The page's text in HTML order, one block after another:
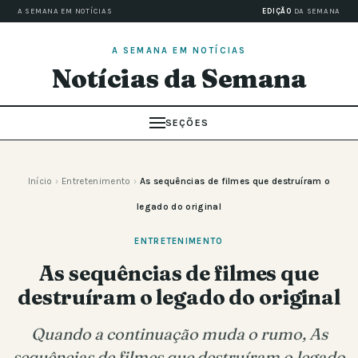
A SEMANA EM NOTÍCIAS EDIÇÃO DA SEMANA
A SEMANA EM NOTÍCIAS
Notícias da Semana
SEÇÕES
Início › Entretenimento › As sequências de filmes que destruíram o
legado do original
ENTRETENIMENTO
As sequências de filmes que
destruíram o legado do original
Quando a continuação muda o rumo, As